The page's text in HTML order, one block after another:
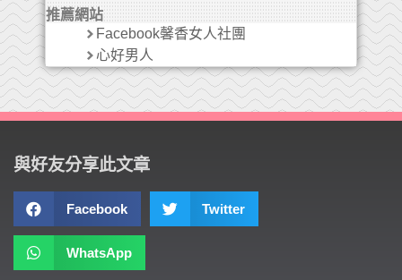
推薦網站
Facebook馨香女人社團
心好男人
與好友分享此文章
Facebook Twitter
WhatsApp